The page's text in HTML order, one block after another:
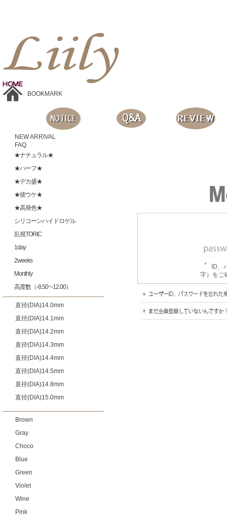
BOOKMARK
NEW ARRIVAL
FAQ
★ナチュラル★
★ハーフ★
★デカ盛★
★彼ウケ★
★高発色★
シリコーンハイドロゲル
乱視TORIC
1day
2weeks
Monthly
高度数（-8.50~-12.00）
直径(DIA)14.0mm
直径(DIA)14.1mm
直径(DIA)14.2mm
直径(DIA)14.3mm
直径(DIA)14.4mm
直径(DIA)14.5mm
直径(DIA)14.8mm
直径(DIA)15.0mm
Brown
Gray
Choco
Blue
Green
Violet
Wine
Pink
ID、
字）をご